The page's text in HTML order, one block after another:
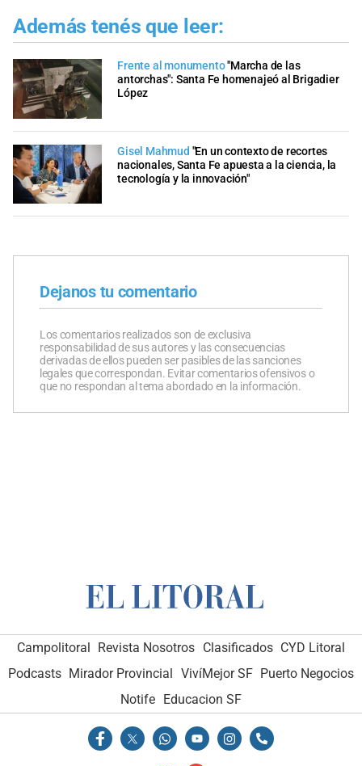
Además tenés que leer:
Frente al monumento"Marcha de las
antorchas": Santa Fe homenajeó al Brigadier
López
Gisel Mahmud "En un contexto de recortes
nacionales, Santa Fe apuesta a la ciencia, la
tecnología y la innovación"
Dejanos tu comentario
Los comentarios realizados son de exclusiva
responsabilidad de sus autores y las consecuencias
derivadas de ellos pueden ser pasibles de las sanciones
legales que correspondan. Evitar comentarios ofensivos o
que no respondan al tema abordado en la información.
Campolitoral Revista Nosotros Clasificados CYD Litoral
Podcasts Mirador Provincial VivíMejor SF Puerto Negocios
Notife Educacion SF